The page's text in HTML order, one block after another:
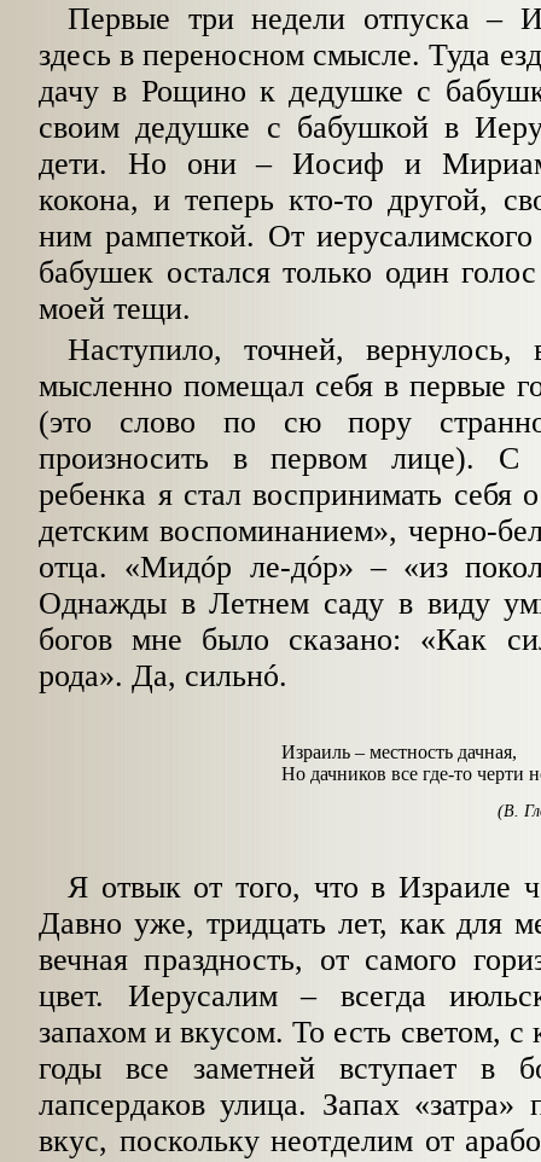
Первые три недели отпуска –
здесь в переносном смысле. Туда
дачу в Рощино к дедушке с
своим дедушке с бабушкой в
дети. Но они – Иосиф и
кокона, и теперь кто-то другой,
ним рампеткой. От
бабушек остался только один
моей тещи.
Наступило, точней,
мысленно помещал себя в первые
(это слово по сю пору
произносить в первом лице). С
ребенка я стал воспринимать себя
детским воспоминанием», черно-
отца. «Мидóр ле-дóр» – «из
Однажды в Летнем саду в виду
богов мне было сказано: «Как
рода». Да, сильнó.
Израиль – местность дачная,
Но дачников все где-то черти
(В.
Я отвык от того, что в Израиле
Давно уже, тридцать лет, как для
вечная праздность, от самого
цвет. Иерусалим – всегда
запахом и вкусом. То есть светом,
годы все заметней вступает в
лапсердаков улица. Запах «затра»
вкус, поскольку неотделим от